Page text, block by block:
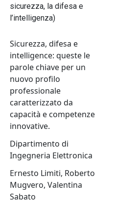
sicurezza, la difesa e
l’intelligenza)
Sicurezza, difesa e
intelligence: queste le
parole chiave per un
nuovo profilo
professionale
caratterizzato da
capacità e competenze
innovative.
Dipartimento di
Ingegneria Elettronica
Ernesto Limiti, Roberto
Mugvero, Valentina
Sabato